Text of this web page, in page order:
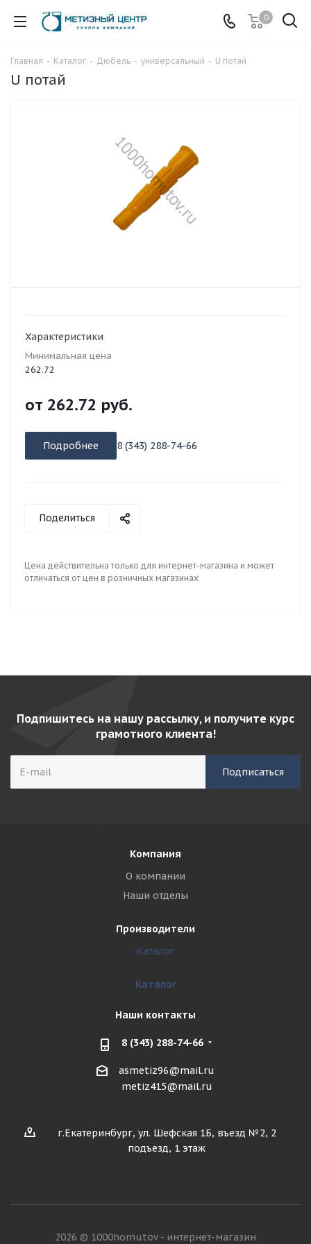
0
Главная - Каталог - Дюбель - универсальный - U потай
U потай
Характеристики
Минимальная цена
262.72
от 262.72 руб.
Подробнее 8 (343) 288-74-66
Поделиться
Цена действительна только для интернет-магазина и может
отличаться от цен в розничных магазинах
Подпишитесь на нашу рассылку, и получите курс
грамотного клиента!
Компания
О компании
Наши отделы
Производители
Каталог
Каталог
Наши контакты
8 (343) 288-74-66
asmetiz96@mail.ru
metiz415@mail.ru
г.Екатеринбург, ул. Шефская 1Б, въезд №2, 2
подъезд, 1 этаж
2026 © 1000homutov - интернет-магазин